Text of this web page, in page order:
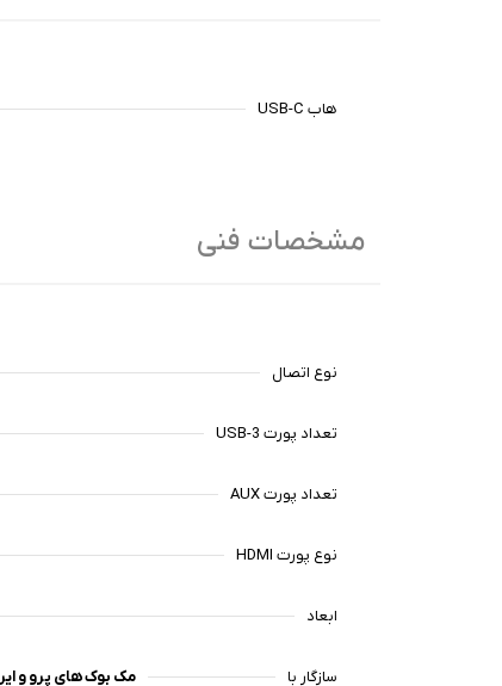
هاب USB-C
مشخصات فنی
نوع اتصال
تعداد پورت USB-3
تعداد پورت AUX
نوع پورت HDMI
ابعاد
سازگار با مک بوک های پرو و ایر 2018-2023 و آیپد پروهای نسل 3 تا 6